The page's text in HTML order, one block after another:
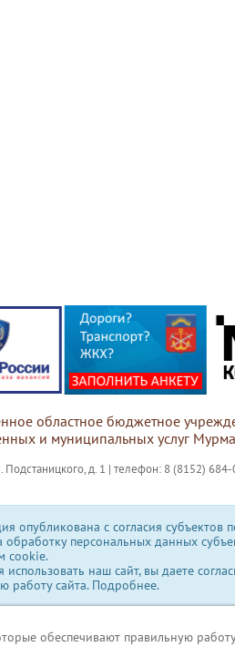
областное бюджетное
и муниципальных услуг
Подстаницкого, д. 1 | телефон: 8 (8152)
опубликована с согласия субъектов
обработку персональных данных
сookie.
использовать наш сайт, вы даете
работу сайта. Подробнее.
обеспечивают правильную